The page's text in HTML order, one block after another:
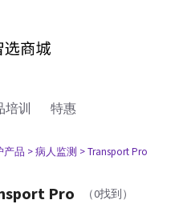
培训 特惠
产品 > 病人监测 > Transport Pro
Pro （0找到）